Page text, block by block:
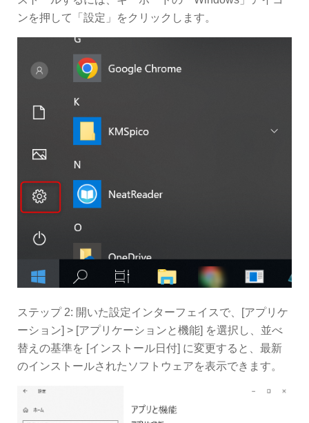
ンを押して「設定」をクリックします。
ステップ 2: 開いた設定インターフェイスで、[アプリケ
ーション] > [アプリケーションと機能] を選択し、並べ
替えの基準を [インストール日付] に変更すると、最新
のインストールされたソフトウェアを表示できます。